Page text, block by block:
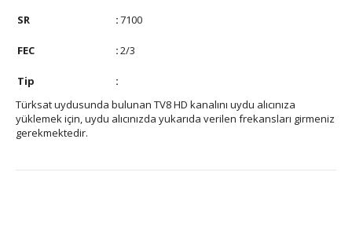
SR :7100
FEC :2/3
Tip
:
Türksat uydusunda bulunan TV8 HD kanalını uydu alıcınıza
yüklemek için, uydu alıcınızda yukarıda verilen frekansları girmeniz
gerekmektedir.